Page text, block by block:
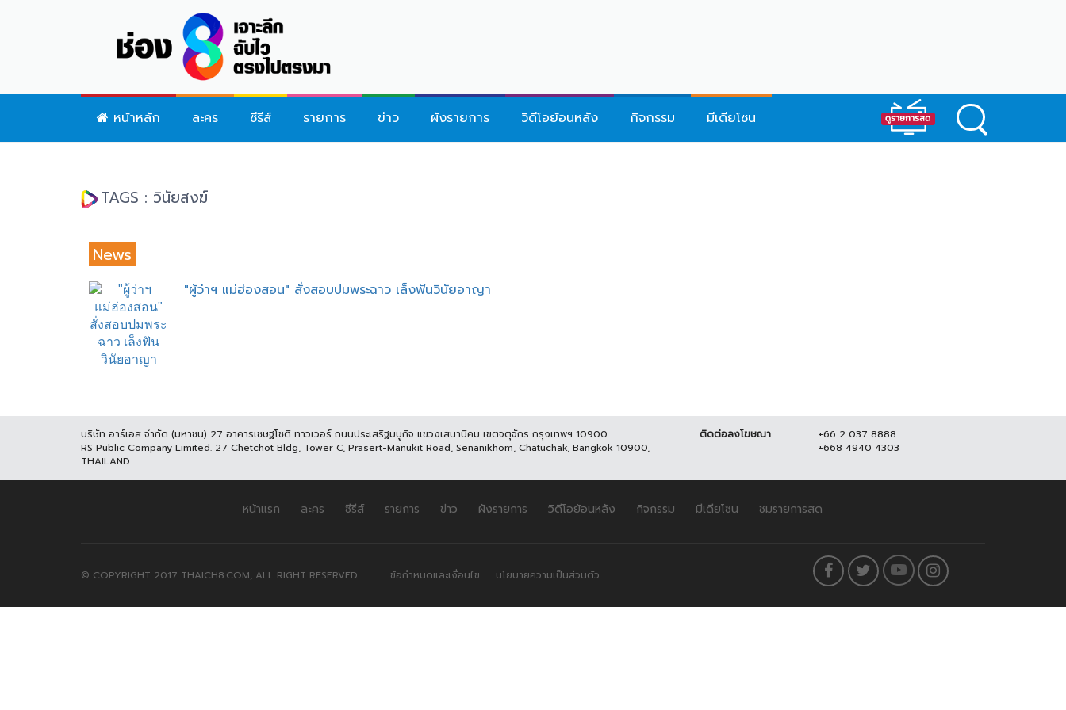
หน้าหลัก ละคร ซีรีส์ รายการ ข่าว ผังรายการ วิดีโอย้อนหลัง กิจกรรม มีเดียโซน
TAGS : วินัยสงฆ์
News
"ผู้ว่าฯ แม่ฮ่องสอน" สั่งสอบปมพระฉาว เล็งฟันวินัยอาญา
บริษัท อาร์เอส จำกัด (มหาชน) 27 อาคารเชษฐโชติ ทาวเวอร์ ถนนประเสริฐมนูกิจ แขวงเสนานิคม เขตจตุจักร กรุงเทพฯ 10900
RS Public Company Limited. 27 Chetchot Bldg, Tower C, Prasert-Manukit Road, Senanikhom, Chatuchak, Bangkok 10900,
THAILAND
ติดต่อลงโฆษณา
+66 2 037 8888
+668 4940 4303
หน้าแรก ละคร ซีรีส์ รายการ ข่าว ผังรายการ วิดีโอย้อนหลัง กิจกรรม มีเดียโซน ชมรายการสด
© COPYRIGHT 2017 THAICH8.COM, ALL RIGHT RESERVED. ข้อกำหนดและเงื่อนไข นโยบายความเป็นส่วนตัว